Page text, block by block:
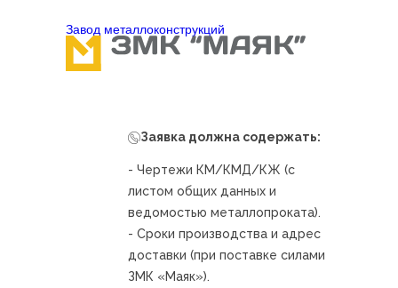
Завод металлоконcтрукций
Заявка должна содержать:
- Чертежи КМ/КМД/КЖ (с
листом общих данных и
ведомостью металлопроката).
- Сроки производства и адрес
доставки (при поставке силами
ЗМК «Маяк»).